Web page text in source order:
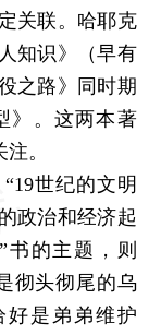
关联。哈耶克
知识》（早有
之路》同时期
》。这两本著
。
世纪的文明
政治和经济起
的主题，则
彻头彻尾的乌
是弟弟维护